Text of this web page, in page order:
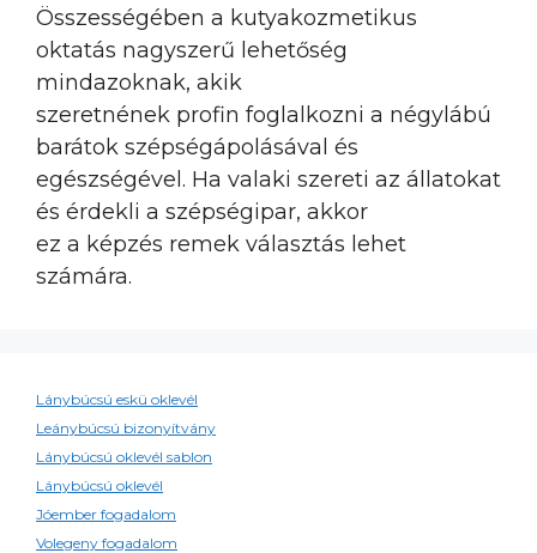
Összességében a kutyakozmetikus
oktatás nagyszerű lehetőség
mindazoknak, akik
szeretnének profin foglalkozni a négylábú
barátok szépségápolásával és
egészségével. Ha valaki szereti az állatokat
és érdekli a szépségipar, akkor
ez a képzés remek választás lehet
számára.
Lánybúcsú eskü oklevél
Leánybúcsú bizonyítvány
Lánybúcsú oklevél sablon
Lánybúcsú oklevél
Jóember fogadalom
Volegeny fogadalom